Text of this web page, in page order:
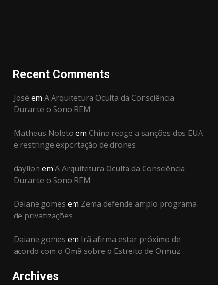
Recent Comments
José em A Arquitetura Oculta da Consciência
Durante o Sono REM
Matheus Noleto em China reage a sanções dos EUA
e restringe exportação de drones
dayllon em A Arquitetura Oculta da Consciência
Durante o Sono REM
Daiane.gomes em Zema defende amplo programa
de privatizações
Daiane.gomes em Irã afirma estar próximo de
acordo com o Omã sobre o Estreito de Ormuz
Archives